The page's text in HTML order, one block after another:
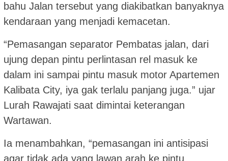
bahu Jalan tersebut yang diakibatkan banyaknya
kendaraan yang menjadi kemacetan.
“Pemasangan separator Pembatas jalan, dari
ujung depan pintu perlintasan rel masuk ke
dalam ini sampai pintu masuk motor Apartemen
Kalibata City, iya gak terlalu panjang juga.” ujar
Lurah Rawajati saat dimintai keterangan
Wartawan.
Ia menambahkan, “pemasangan ini antisipasi
agar tidak ada yang lawan arah ke pintu